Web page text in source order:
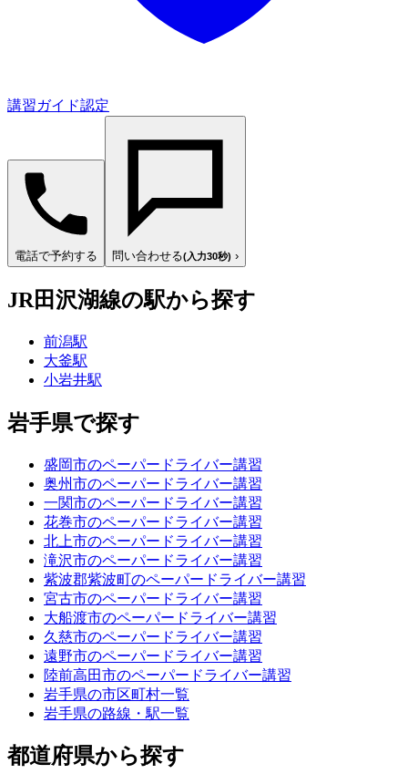
講習ガイド認定
電話で予約する 問い合わせる(入力30秒) ›
JR田沢湖線の駅から探す
前潟駅
大釜駅
小岩井駅
岩手県で探す
盛岡市のペーパードライバー講習
奥州市のペーパードライバー講習
一関市のペーパードライバー講習
花巻市のペーパードライバー講習
北上市のペーパードライバー講習
滝沢市のペーパードライバー講習
紫波郡紫波町のペーパードライバー講習
宮古市のペーパードライバー講習
大船渡市のペーパードライバー講習
久慈市のペーパードライバー講習
遠野市のペーパードライバー講習
陸前高田市のペーパードライバー講習
岩手県の市区町村一覧
岩手県の路線・駅一覧
都道府県から探す